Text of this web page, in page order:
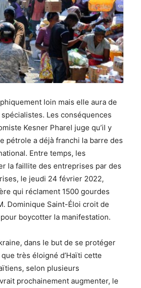
loin mais elle aura de
Les conséquences
Kesner Pharel juge qu’il y
pétrole a déjà franchi la barre des
Entre temps, les
la faillite des entreprises par des
le jeudi 24 février 2022,
qui réclament 1500 gourdes
Dominique Saint-Éloi croit de
boycotter la manifestation.
dans le but de se protéger
très éloigné d’Haïti cette
selon plusieurs
prochainement augmenter, le